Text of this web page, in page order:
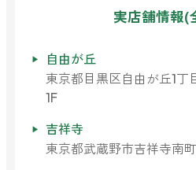
実店舗情報(
自由が丘
東京都目黒区自由が丘1
1F
吉祥寺
東京都武蔵野市吉祥寺南